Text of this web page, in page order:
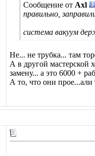
Сообщение от Axl
правильно,
система вакуум
Не... не трубка... там
А в другой мастерской
замену... а это 6000 +
А то, что они прое...али